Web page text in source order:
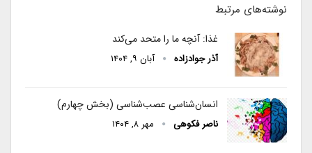
نوشته‌های مرتبط
غذا: آنچه ما را متحد می‌کند
آذر جوادزاده آبان ۹, ۱۴۰۴
انسان‌شناسی عصب‌شناسی (بخش چهارم)
ناصر فکوهی مهر ۸, ۱۴۰۴